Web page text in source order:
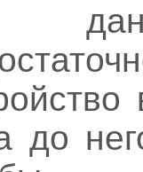
до